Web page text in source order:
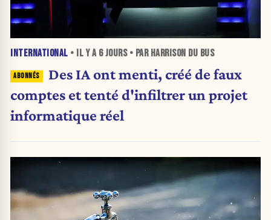
INTERNATIONAL • IL Y A 6 JOURS• PAR HARRISON DU BUS
Des IA ont menti, créé de faux
comptes et tenté d'infiltrer un projet
informatique réel